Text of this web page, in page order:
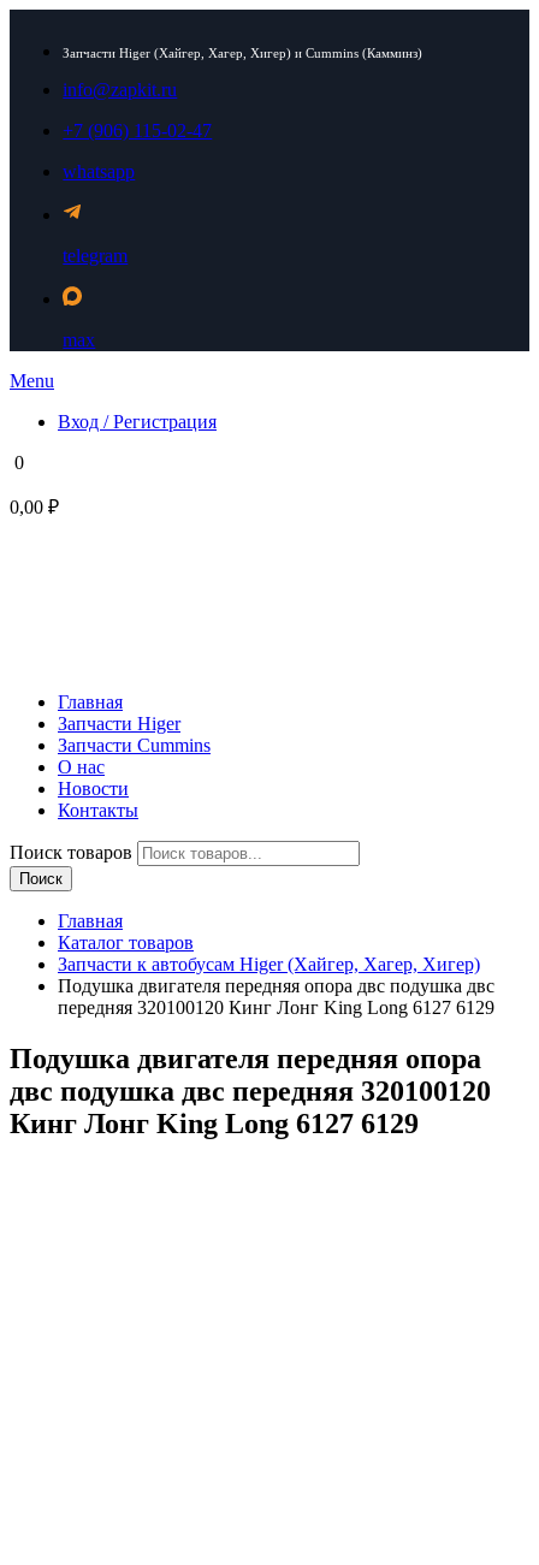
Запчасти Higer (Хайгер, Хагер, Хигер) и Cummins (Камминз)
info@zapkit.ru
+7 (906) 115-02-47
whatsapp
telegram
max
Menu
Вход / Регистрация
0
0,00 ₽
Главная
Запчасти Higer
Запчасти Cummins
О нас
Новости
Контакты
Поиск товаров
Поиск
Главная
Каталог товаров
Запчасти к автобусам Higer (Хайгер, Хагер, Хигер)
Подушка двигателя передняя опора двс подушка двс
передняя 320100120 Кинг Лонг King Long 6127 6129
Подушка двигателя передняя опора
двс подушка двс передняя 320100120
Кинг Лонг King Long 6127 6129